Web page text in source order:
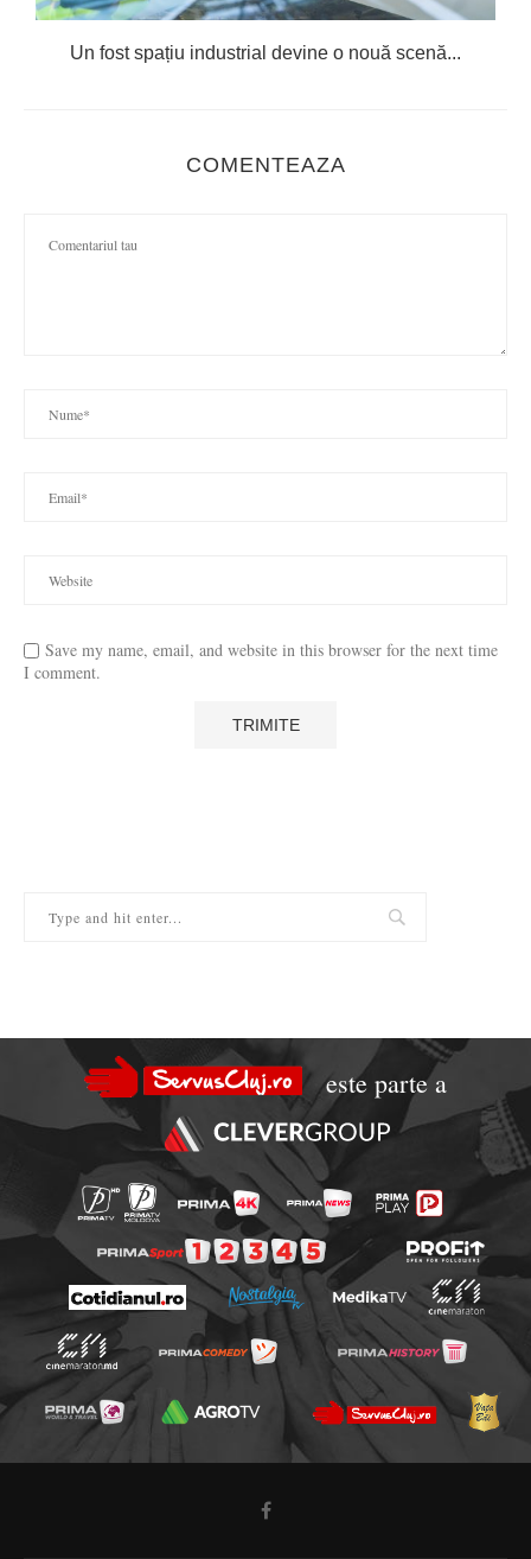
Un fost spațiu industrial devine o nouă scenă...
COMENTEAZA
Save my name, email, and website in this browser for the next time
I comment.
este parte a